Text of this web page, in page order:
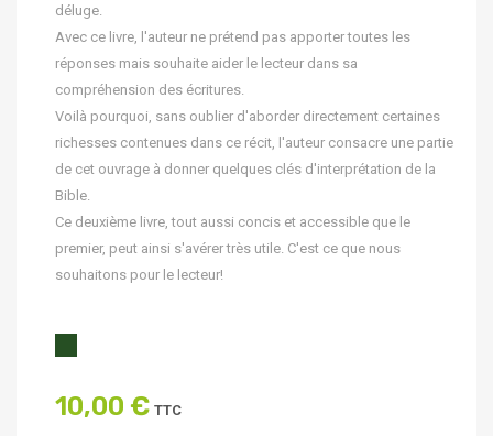
déluge.
Avec ce livre, l'auteur ne prétend pas apporter toutes les
réponses mais souhaite aider le lecteur dans sa
compréhension des écritures.
Voilà pourquoi, sans oublier d'aborder directement certaines
richesses contenues dans ce récit, l'auteur consacre une partie
de cet ouvrage à donner quelques clés d'interprétation de la
Bible.
Ce deuxième livre, tout aussi concis et accessible que le
premier, peut ainsi s'avérer très utile. C'est ce que nous
souhaitons pour le lecteur!
10,00 € TTC